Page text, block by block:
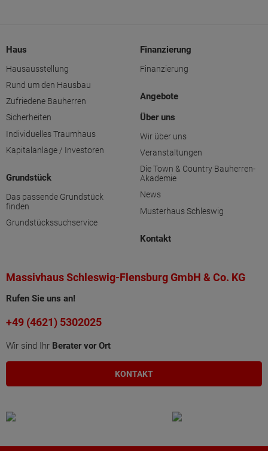
Haus
Hausausstellung
Rund um den Hausbau
Zufriedene Bauherren
Sicherheiten
Individuelles Traumhaus
Kapitalanlage / Investoren
Grundstück
Das passende Grundstück
finden
Grundstückssuchservice
Finanzierung
Finanzierung
Angebote
Über uns
Wir über uns
Veranstaltungen
Die Town & Country Bauherren-
Akademie
News
Musterhaus Schleswig
Kontakt
Massivhaus Schleswig-Flensburg GmbH & Co. KG
Rufen Sie uns an!
+49 (4621) 5302025
Wir sind Ihr Berater vor Ort
KONTAKT